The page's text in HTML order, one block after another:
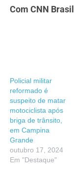
Com CNN Brasil
Policial militar
reformado é
suspeito de matar
motociclista após
briga de trânsito,
em Campina
Grande
outubro 17, 2024
Em "Destaque"